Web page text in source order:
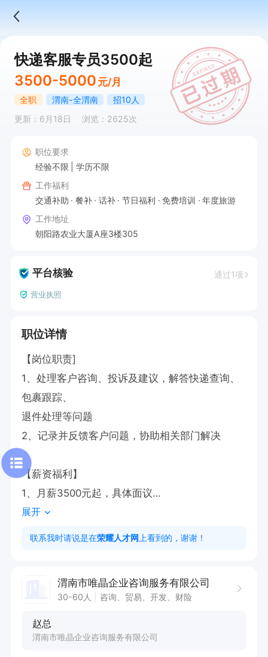
快递客服专员3500起
3500-5000 元/月
全职 渭南-全渭南
招10人
更新：6月18日
浏览：2625次
职位要求
经验不限
学历不限
工作福利
交通补助
餐补 话补 节日福利 免费培训
年度旅游
工作地址
朝阳路农业大厦A座3楼305
平台核验 通过1项
营业执照
职位详情
【岗位职责]
1、处理客户咨询、投诉及建议，解答快递查询、
包裹跟踪、
退件处理等问题
2、记录并反馈客户问题，协助相关部门解决
【薪资福利】
1、月薪3500元起，具体面议
2、提供完善的培训体系
3、工作时间早八晚六，中间有事可协商调整，月
展开
联系我时请说是在荣耀人才网 上看到的，谢谢！
渭南市唯晶企业咨询服务有限公司
30-60人 咨询、贸易、开发、财险
赵总
渭南市唯晶企业咨询服务有限公司